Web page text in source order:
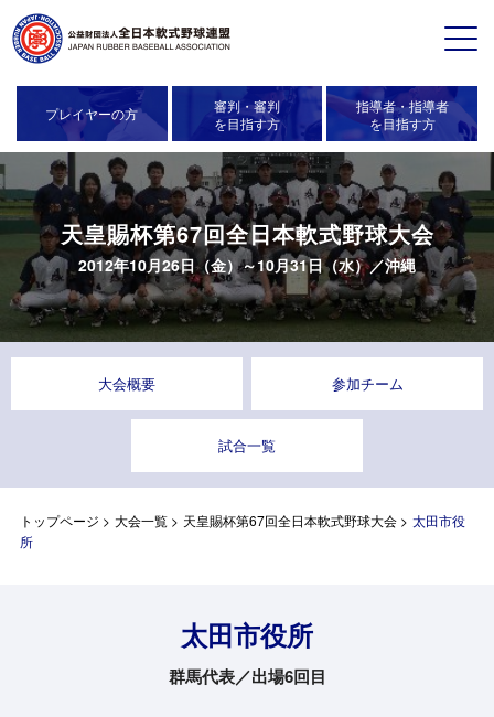
プレイヤーの方
審判・審判
を目指す方
指導者・指導者
を目指す方
天皇賜杯第67回全日本軟式野球大会
2012年10月26日（金）～10月31日（水）／沖縄
大会概要 参加チーム
試合一覧
トップページ > 大会一覧> 天皇賜杯第67回全日本軟式野球大会> 太田市役
所
太田市役所
群馬代表／出場6回目